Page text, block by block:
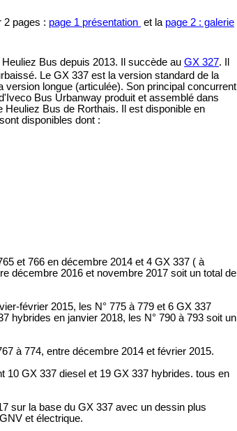
2 pages : page 1 présentation et la page 2 : galerie
Bus depuis 2013. Il succède au GX 327. Il
Le GX 337 est la version standard de la
version longue (articulée). Son principal concurrent
Bus Urbanway produit et assemblé dans
Heuliez Bus de Rorthais. Il est disponible en
disponibles dont :
et 766 en décembre 2014 et 4 GX 337 ( à
décembre 2016 et novembre 2017 soit un total de
février 2015, les N° 775 à 779 et 6 GX 337
hybrides en janvier 2018, les N° 790 à 793 soit un
à 774, entre décembre 2014 et février 2015.
10 GX 337 diesel et 19 GX 337 hybrides. tous en
sur la base du GX 337 avec un dessin plus
et électrique.